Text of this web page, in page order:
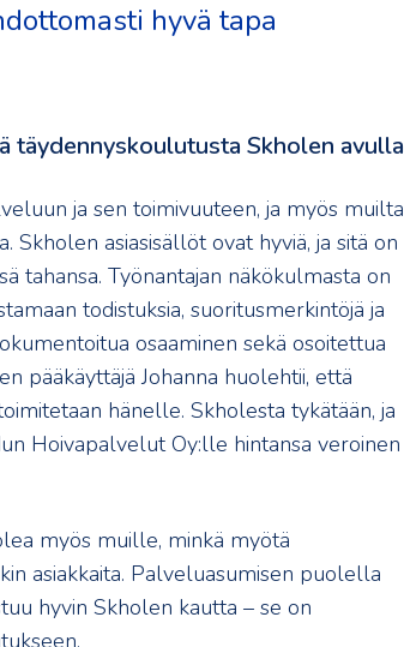
hyvä tapa
täydennyskoulutusta Skholen avulla
ja sen toimivuuteen, ja myös muilta
asiasisällöt ovat hyviä, ja sitä on
tahansa. Työnantajan näkökulmasta on
todistuksia, suoritusmerkintöjä ja
osaaminen sekä osoitettua
pääkäyttäjä Johanna huolehtii, että
hänelle. Skholesta tykätään, ja
Hoivapalvelut Oy:lle hintansa veroinen
myös muille, minkä myötä
asiakkaita. Palveluasumisen puolella
hyvin Skholen kautta – se on